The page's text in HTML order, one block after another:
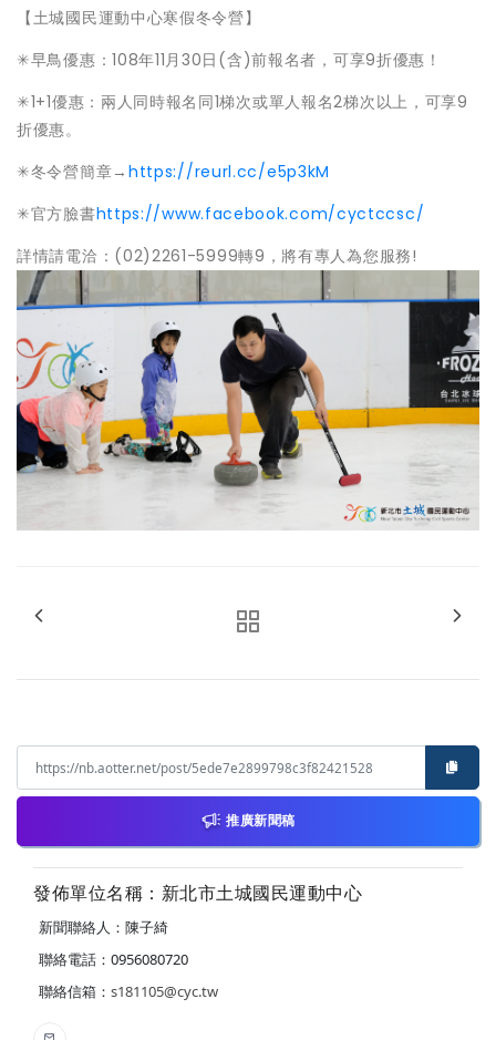
【土城國民運動中心寒假冬令營】
✳早鳥優惠：108年11月30日(含)前報名者，可享9折優惠！
✳1+1優惠：兩人同時報名同1梯次或單人報名2梯次以上，可享9
折優惠。
✳冬令營簡章→ https://reurl.cc/e5p3kM
✳官方臉書https://www.facebook.com/cyctccsc/
詳情請電洽：(02)2261-5999轉9，將有專人為您服務!
推廣新聞稿
發佈單位名稱：新北市土城國民運動中心
新聞聯絡人：陳子綺
聯絡電話：0956080720
聯絡信箱： s181105@cyc.tw